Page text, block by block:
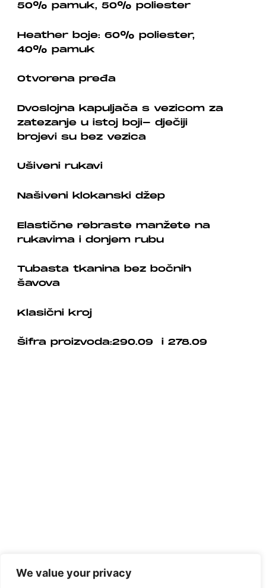
We value your privacy
50% pamuk, 50% poliester
Heather boje: 60% poliester,
40% pamuk
Otvorena pređa
Dvoslojna kapuljača s vezicom za
zatezanje u istoj boji- dječiji
brojevi su bez vezica
Ušiveni rukavi
Našiveni klokanski džep
Elastične rebraste manžete na
rukavima i donjem rubu
Tubasta tkanina bez bočnih
šavova
Klasični kroj
Šifra proizvoda:290.09 i 278.09